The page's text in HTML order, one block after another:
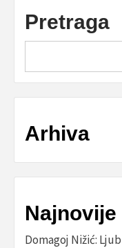
Pretraga
Arhiva
Najnovije
Domagoj Nižić: